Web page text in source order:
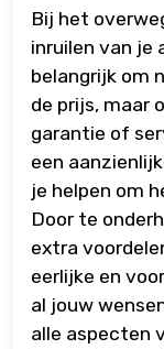
Bij het
inruilen van je
belangrijk om
de prijs, maar
garantie of
een
je helpen om
Door te
extra
eerlijke en
al jouw
alle aspecten